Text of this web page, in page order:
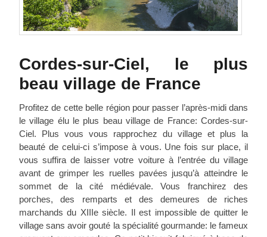
Cordes-sur-Ciel, le plus
beau village de France
Profitez de cette belle région pour passer l’après-midi dans
le village élu le plus beau village de France: Cordes-sur-
Ciel. Plus vous vous rapprochez du village et plus la
beauté de celui-ci s’impose à vous. Une fois sur place, il
vous suffira de laisser votre voiture à l’entrée du village
avant de grimper les ruelles pavées jusqu’à atteindre le
sommet de la cité médiévale. Vous franchirez des
porches, des remparts et des demeures de riches
marchands du XIIIe siècle. Il est impossible de quitter le
village sans avoir gouté la spécialité gourmande: le fameux